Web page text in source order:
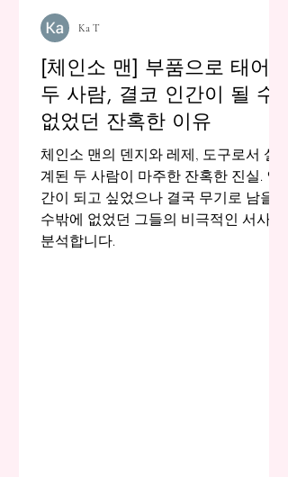
[체인소 맨] 부품으로 태어난
두 사람, 결코 인간이 될 수
없었던 잔혹한 이유
체인소 맨의 덴지와 레제, 도구로서 설
계된 두 사람이 마주한 잔혹한 진실. 인
간이 되고 싶었으나 결국 무기로 남을
수밖에 없었던 그들의 비극적인 서사를
분석합니다.
Ka T